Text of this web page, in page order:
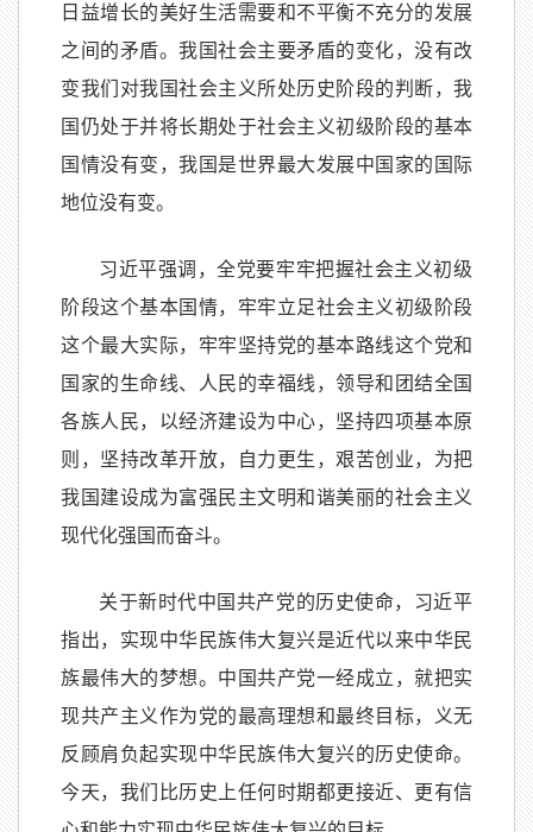
日益增长的美好生活需要和不平衡不充分的发展
之间的矛盾。我国社会主要矛盾的变化，没有改
变我们对我国社会主义所处历史阶段的判断，我
国仍处于并将长期处于社会主义初级阶段的基本
国情没有变，我国是世界最大发展中国家的国际
地位没有变。
习近平强调，全党要牢牢把握社会主义初级
阶段这个基本国情，牢牢立足社会主义初级阶段
这个最大实际，牢牢坚持党的基本路线这个党和
国家的生命线、人民的幸福线，领导和团结全国
各族人民，以经济建设为中心，坚持四项基本原
则，坚持改革开放，自力更生，艰苦创业，为把
我国建设成为富强民主文明和谐美丽的社会主义
现代化强国而奋斗。
关于新时代中国共产党的历史使命，习近平
指出，实现中华民族伟大复兴是近代以来中华民
族最伟大的梦想。中国共产党一经成立，就把实
现共产主义作为党的最高理想和最终目标，义无
反顾肩负起实现中华民族伟大复兴的历史使命。
今天，我们比历史上任何时期都更接近、更有信